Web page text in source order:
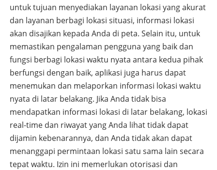
untuk tujuan menyediakan layanan lokasi yang akurat
dan layanan berbagi lokasi situasi, informasi lokasi
akan disajikan kepada Anda di peta. Selain itu, untuk
memastikan pengalaman pengguna yang baik dan
fungsi berbagi lokasi waktu nyata antara kedua pihak
berfungsi dengan baik, aplikasi juga harus dapat
menemukan dan melaporkan informasi lokasi waktu
nyata di latar belakang. Jika Anda tidak bisa
mendapatkan informasi lokasi di latar belakang, lokasi
real-time dan riwayat yang Anda lihat tidak dapat
dijamin kebenarannya, dan Anda tidak akan dapat
menanggapi permintaan lokasi satu sama lain secara
tepat waktu. Izin ini memerlukan otorisasi dan